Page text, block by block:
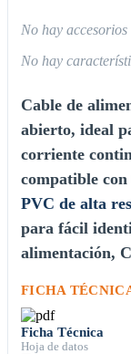
No hay accesorios
No hay
Cable de
abierto, ideal
corriente
compatible con
PVC de alta
para fácil
alimentación,
FICHA
Ficha Técnica
Hoja de datos